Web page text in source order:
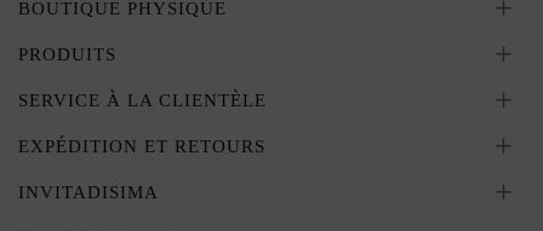
BOUTIQUE PHYSIQUE
PRODUITS
SERVICE À LA CLIENTÈLE
EXPÉDITION ET RETOURS
INVITADISIMA